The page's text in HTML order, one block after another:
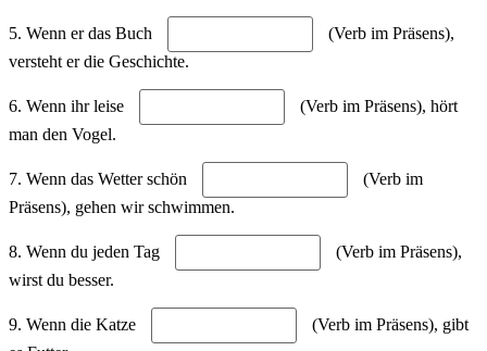
5. Wenn er das Buch
(Verb im Präsens),
versteht er die Geschichte.
6. Wenn ihr leise
(Verb im Präsens), hört
man den Vogel.
7. Wenn das Wetter schön
(Verb im
Präsens), gehen wir schwimmen.
8. Wenn du jeden Tag
(Verb im Präsens),
wirst du besser.
9. Wenn die Katze
(Verb im Präsens), gibt